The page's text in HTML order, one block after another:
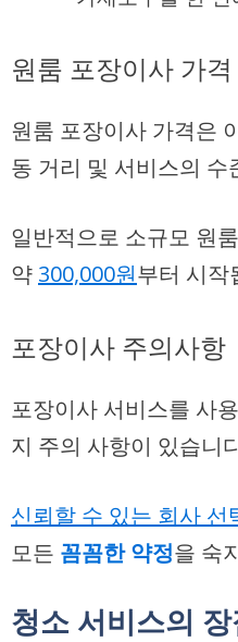
원룸 포장이사 가격
원룸 포장이사 가격은
동 거리 및 서비스의
일반적으로 소규모 원
약 300,000원부터 시작
포장이사 주의사항
포장이사 서비스를 사
지 주의 사항이 있습니
신뢰할 수 있는 회사 선
모든 꼼꼼한 약정을 숙
청소 서비스의 장